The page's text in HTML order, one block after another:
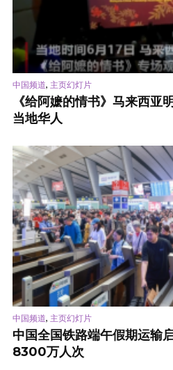
中国频道, 主页幻灯片
《给阿嬷的情书》马来西亚
当地华人
中国频道, 主页幻灯片
中国全国铁路端午假期运输
8300万人次